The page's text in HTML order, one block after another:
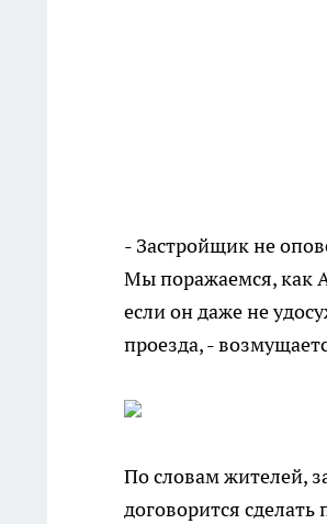
- Застройщик не
Мы поражаемся, как
если он даже не
проезда, -
По словам жителей,
договорится